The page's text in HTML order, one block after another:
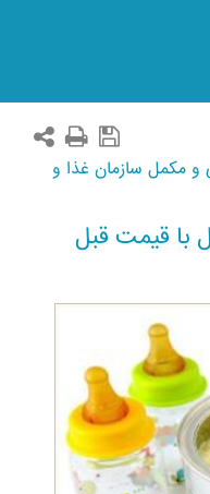
و مکمل سازمان غذا و
با قیمت قبل